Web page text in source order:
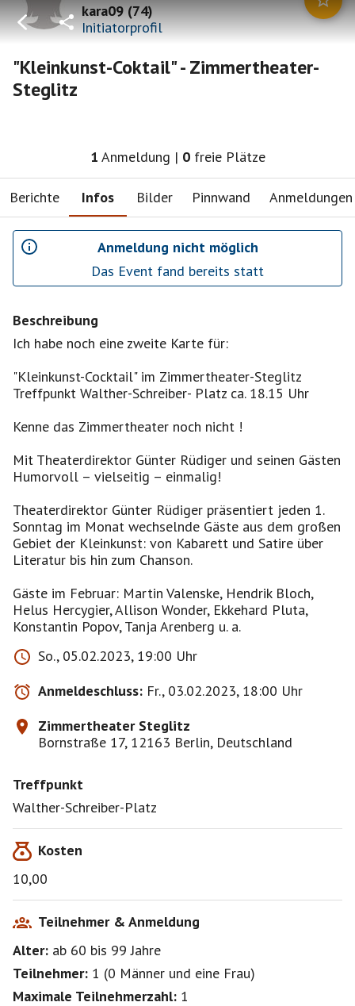
kara09(74)
Initiatorprofil
"Kleinkunst-Coktail" - Zimmertheater-
Steglitz
1 Anmeldung | 0 freie Plätze
Berichte Infos Bilder Pinnwand Anmeldungen
Anmeldung nicht möglich
Das Event fand bereits statt
Beschreibung
Ich habe noch eine zweite Karte für:
"Kleinkunst-Cocktail" im Zimmertheater-Steglitz
Treffpunkt Walther-Schreiber- Platz ca. 18.15 Uhr
Kenne das Zimmertheater noch nicht !
Mit Theaterdirektor Günter Rüdiger und seinen Gästen
Humorvoll – vielseitig – einmalig!
Theaterdirektor Günter Rüdiger präsentiert jeden 1.
Sonntag im Monat wechselnde Gäste aus dem großen
Gebiet der Kleinkunst: von Kabarett und Satire über
Literatur bis hin zum Chanson.
Gäste im Februar: Martin Valenske, Hendrik Bloch,
Helus Hercygier, Allison Wonder, Ekkehard Pluta,
Konstantin Popov, Tanja Arenberg u. a.
So., 05.02.2023, 19:00 Uhr
Anmeldeschluss: Fr., 03.02.2023, 18:00 Uhr
Zimmertheater Steglitz
Bornstraße 17, 12163 Berlin, Deutschland
Treffpunkt
Walther-Schreiber-Platz
Kosten
10,00
Teilnehmer & Anmeldung
Alter: ab 60 bis 99Jahre
Teilnehmer: 1 (0 Männer und eine Frau)
Maximale Teilnehmerzahl: 1